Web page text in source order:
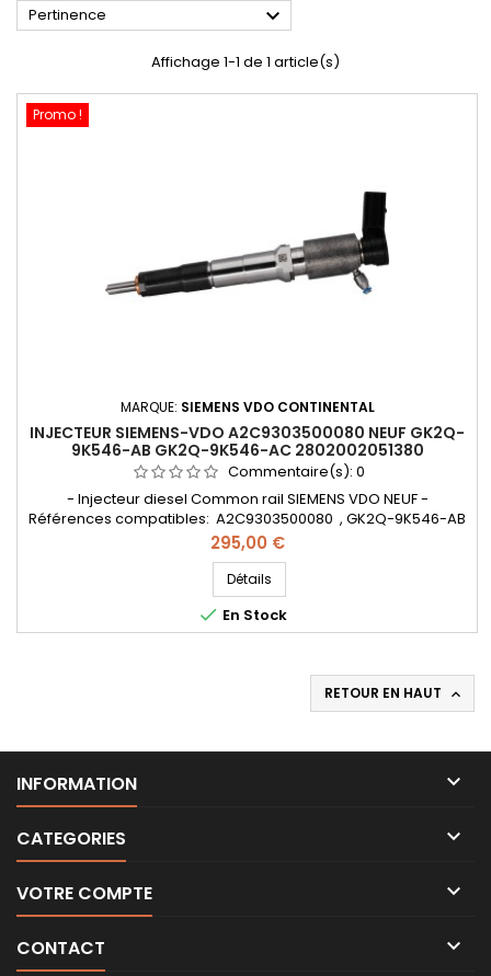
Pertinence 
Affichage 1-1 de 1 article(s)
Promo !
MARQUE: SIEMENS VDO CONTINENTAL
INJECTEUR SIEMENS-VDO A2C9303500080 NEUF GK2Q-
9K546-AB GK2Q-9K546-AC 2802002051380
Commentaire(s): 0
- Injecteur diesel Common rail SIEMENS VDO NEUF -
Références compatibles: A2C9303500080 , GK2Q-9K546-AB
, GK2Q-9K546-AC , 2143478 , GK2Q9K546AB , GK2Q9K546AC
, 2143478 , GK2Q 9K546 AB , GK2Q 9K546 AC , 2143478 - Pour
motorisation Ford 2.0 TDCi Pièce d'origine
Prix
295,00 €
Détails
 En Stock
RETOUR EN HAUT 
INFORMATION 
CATEGORIES 
VOTRE COMPTE 
CONTACT 